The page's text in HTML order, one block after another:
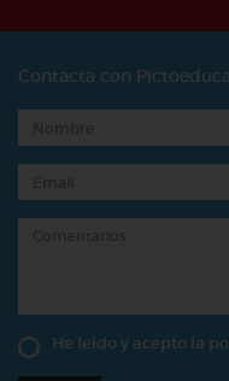
Contacta con Pictoeduca
He leído y acepto la